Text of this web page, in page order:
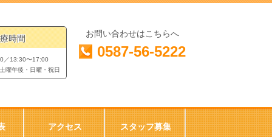
時間
／13:30〜17:00
曜午後・日曜・祝日
お問い合わせはこちらへ
0587-56-5222
アクセス スタッフ募集